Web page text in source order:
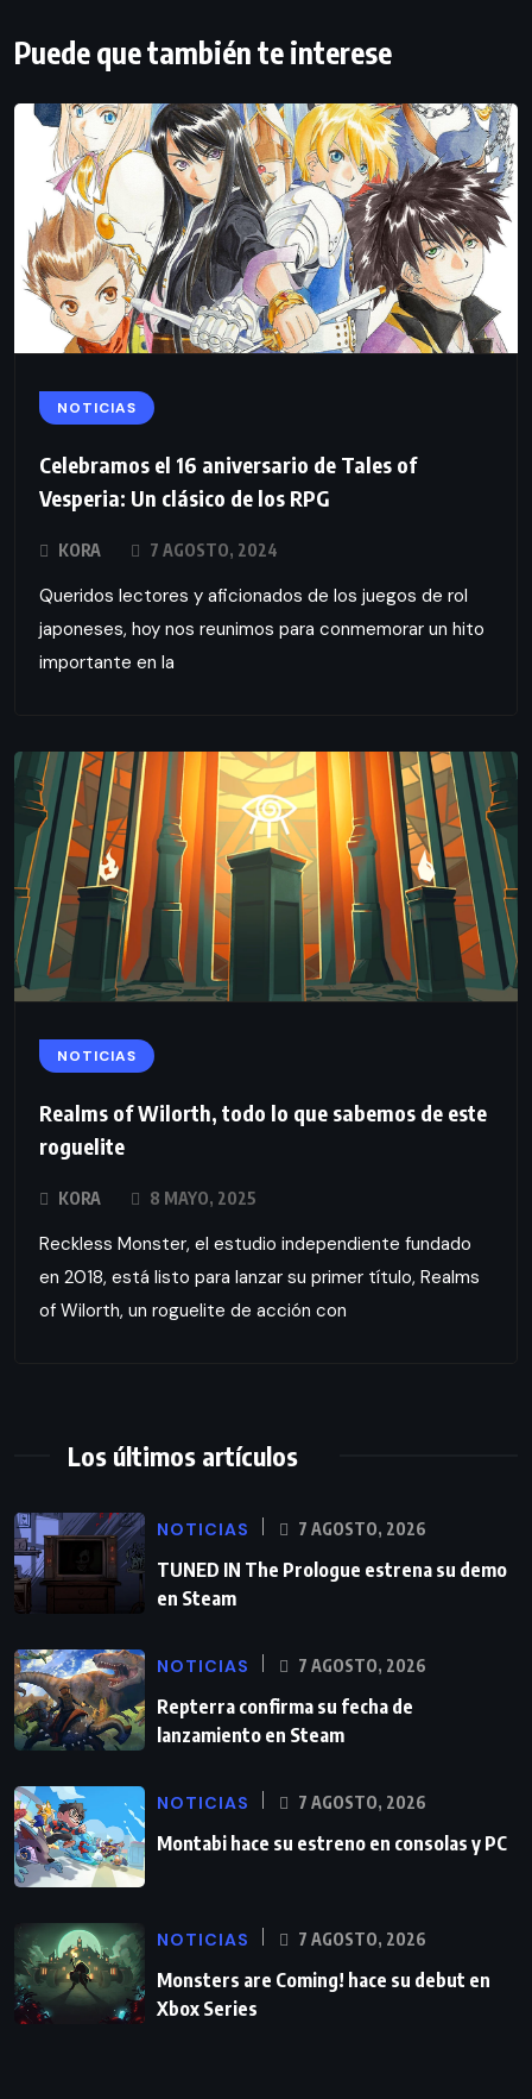
Puede que también te interese
NOTICIAS
Celebramos el 16 aniversario de Tales of
Vesperia: Un clásico de los RPG
KORA 7 AGOSTO, 2024
Queridos lectores y aficionados de los juegos de rol
japoneses, hoy nos reunimos para conmemorar un hito
importante en la
NOTICIAS
Realms of Wilorth, todo lo que sabemos de este
roguelite
KORA 8 MAYO, 2025
Reckless Monster, el estudio independiente fundado
en 2018, está listo para lanzar su primer título, Realms
of Wilorth, un roguelite de acción con
Los últimos artículos
NOTICIAS 7 AGOSTO, 2026
TUNED IN The Prologue estrena su demo
en Steam
NOTICIAS 7 AGOSTO, 2026
Repterra confirma su fecha de
lanzamiento en Steam
NOTICIAS 7 AGOSTO, 2026
Montabi hace su estreno en consolas y PC
NOTICIAS 7 AGOSTO, 2026
Monsters are Coming! hace su debut en
Xbox Series